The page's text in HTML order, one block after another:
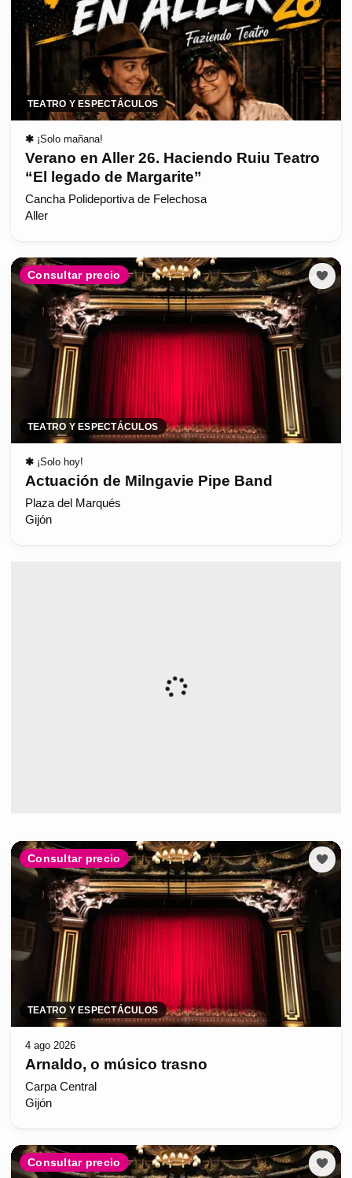
TEATRO Y ESPECTÁCULOS
✱ ¡Solo mañana!
Verano en Aller 26. Haciendo Ruiu Teatro
“El legado de Margarite”
Cancha Polideportiva de Felechosa
Aller
Consultar precio
TEATRO Y ESPECTÁCULOS
✱ ¡Solo hoy!
Actuación de Milngavie Pipe Band
Plaza del Marqués
Gijón
Consultar precio
TEATRO Y ESPECTÁCULOS
4 ago 2026
Arnaldo, o músico trasno
Carpa Central
Gijón
Consultar precio